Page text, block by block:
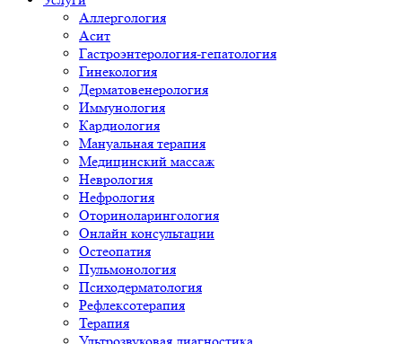
Аллергология
Асит
Гастроэнтерология-гепатология
Гинекология
Дерматовенерология
Иммунология
Кардиология
Мануальная терапия
Медицинский массаж
Неврология
Нефрология
Оториноларингология
Онлайн консультации
Остеопатия
Пульмонология
Психодерматология
Рефлексотерапия
Терапия